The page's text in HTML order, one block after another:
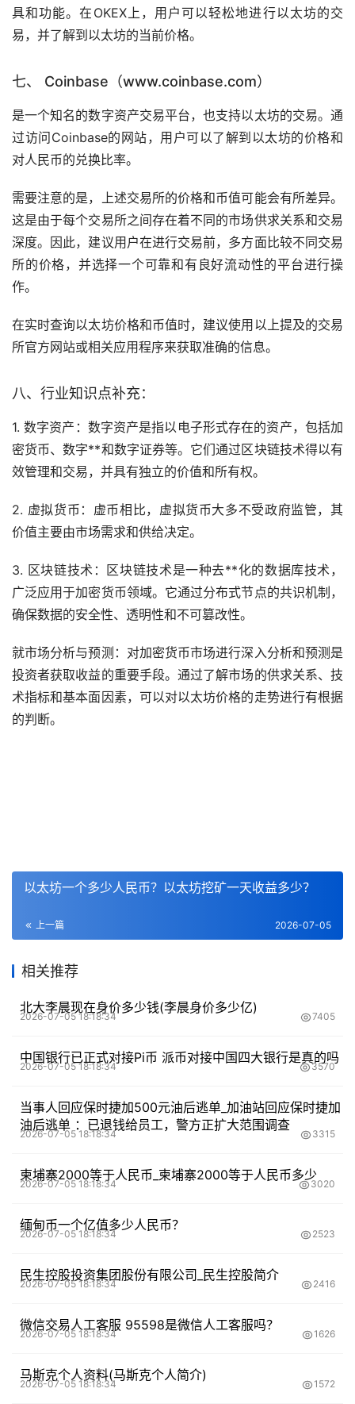
具和功能。在OKEX上，用户可以轻松地进行以太坊的交
易，并了解到以太坊的当前价格。
七、 Coinbase（www.coinbase.com）
是一个知名的数字资产交易平台，也支持以太坊的交易。通
过访问Coinbase的网站，用户可以了解到以太坊的价格和
对人民币的兑换比率。
需要注意的是，上述交易所的价格和币值可能会有所差异。
这是由于每个交易所之间存在着不同的市场供求关系和交易
深度。因此，建议用户在进行交易前，多方面比较不同交易
所的价格，并选择一个可靠和有良好流动性的平台进行操
作。
在实时查询以太坊价格和币值时，建议使用以上提及的交易
所官方网站或相关应用程序来获取准确的信息。
八、行业知识点补充：
1. 数字资产：数字资产是指以电子形式存在的资产，包括加
密货币、数字**和数字证券等。它们通过区块链技术得以有
效管理和交易，并具有独立的价值和所有权。
2. 虚拟货币 ：虚币相比，虚拟货币大多不受政府监管，其
价值主要由市场需求和供给决定。
3. 区块链技术：区块链技术是一种去**化的数据库技术，
广泛应用于加密货币领域。它通过分布式节点的共识机制，
确保数据的安全性、透明性和不可篡改性。
就市场分析与预测：对加密货币市场进行深入分析和预测是
投资者获取收益的重要手段。通过了解市场的供求关系、技
术指标和基本面因素，可以对以太坊价格的走势进行有根据
的判断。
以太坊一个多少人民币？以太坊挖矿一天收益多少？
上一篇 2026-07-05
相关推荐
北大李晨现在身价多少钱(李晨身价多少亿)
2026-07-05 18:18:34 7405
中国银行已正式对接Pi币 派币对接中国四大银行是真的吗
2026-07-05 18:18:34 3570
当事人回应保时捷加500元油后逃单_加油站回应保时捷加
油后逃单 ：已退钱给员工，警方正扩大范围调查
2026-07-05 18:18:34 3315
柬埔寨2000等于人民币_柬埔寨2000等于人民币多少
2026-07-05 18:18:34 3020
缅甸币一个亿值多少人民币？
2026-07-05 18:18:34 2523
民生控股投资集团股份有限公司_民生控股简介
2026-07-05 18:18:34 2416
微信交易人工客服 95598是微信人工客服吗？
2026-07-05 18:18:34 1626
马斯克个人资料(马斯克个人简介)
2026-07-05 18:18:34 1572